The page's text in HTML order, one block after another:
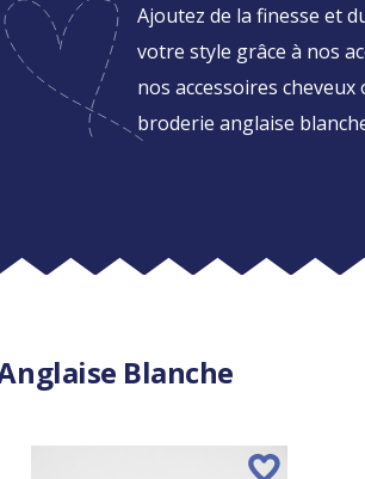
Ajoutez de la finesse et
votre style grâce à nos
nos accessoires
broderie anglaise
Blanche